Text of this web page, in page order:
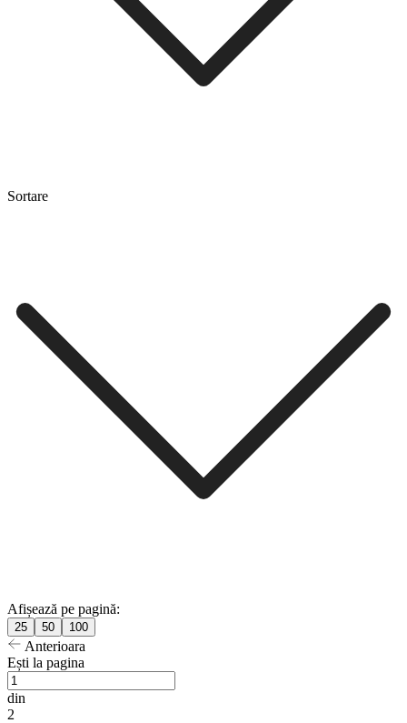
Sortare
Afișează pe pagină:
25 50 100
Anterioara
Ești la pagina
din
2